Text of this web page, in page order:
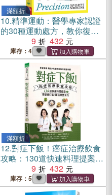
滿額折
10.精準運動：醫學專家認證
的30種運動處方，教你復
能、抗衰、健康老
9 432
庫存：4
滿額折
12.對症下飯！癌症治療飲食
攻略：130道快速料理提案，
用營養打氣，讓治療更有
力！
9 432
庫存：5